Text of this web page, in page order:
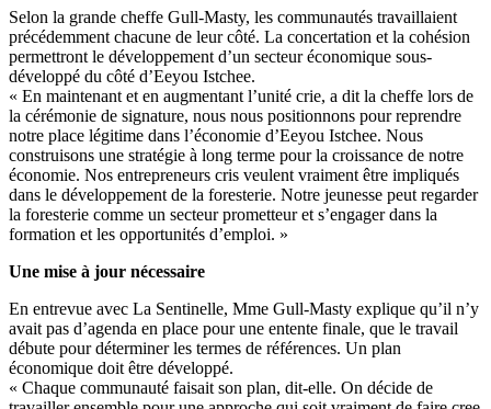
Selon la grande cheffe Gull-Masty, les communautés travaillaient
précédemment chacune de leur côté. La concertation et la cohésion
permettront le développement d’un secteur économique sous-
développé du côté d’Eeyou Istchee.
« En maintenant et en augmentant l’unité crie, a dit la cheffe lors de
la cérémonie de signature, nous nous positionnons pour reprendre
notre place légitime dans l’économie d’Eeyou Istchee. Nous
construisons une stratégie à long terme pour la croissance de notre
économie. Nos entrepreneurs cris veulent vraiment être impliqués
dans le développement de la foresterie. Notre jeunesse peut regarder
la foresterie comme un secteur prometteur et s’engager dans la
formation et les opportunités d’emploi. »
Une mise à jour nécessaire
En entrevue avec La Sentinelle, Mme Gull-Masty explique qu’il n’y
avait pas d’agenda en place pour une entente finale, que le travail
débute pour déterminer les termes de références. Un plan
économique doit être développé.
« Chaque communauté faisait son plan, dit-elle. On décide de